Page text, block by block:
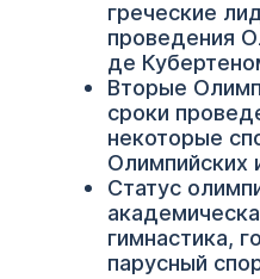
греческие
проведения
де
Вторые
сроки
некоторые
Олимпийских
Статус
гимнастика,
парусный